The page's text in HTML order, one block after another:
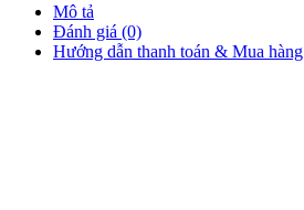
Mô tả
Đánh giá (0)
Hướng dẫn thanh toán & Mua hàng